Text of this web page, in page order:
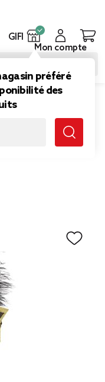
GIFI
préféré
des
Mon compte
doré